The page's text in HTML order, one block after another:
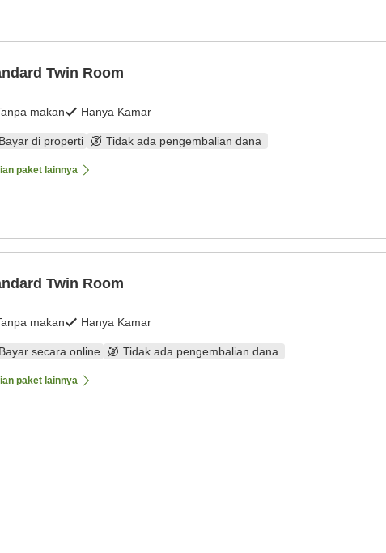
Twin Room
makan Hanya Kamar
Bayar di properti Tidak ada pengembalian dana
paket lainnya
Twin Room
makan Hanya Kamar
Bayar secara online Tidak ada pengembalian dana
paket lainnya